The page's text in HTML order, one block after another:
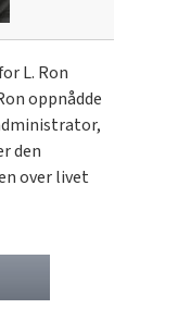
L. Ron
oppnådde
den
over livet